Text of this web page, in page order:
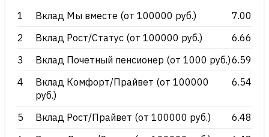
1 Вклад Мы вместе (от 100000 руб.)
7.00
2
Вклад Рост/Статус (от 100000 руб.)
6.66
3
Вклад Почетный пенсионер (от 1000 руб.)6.59
4
Вклад Комфорт/Прайвет (от 100000
руб.)
6.54
5 Вклад Рост/Прайвет (от 100000 руб.)
6.48